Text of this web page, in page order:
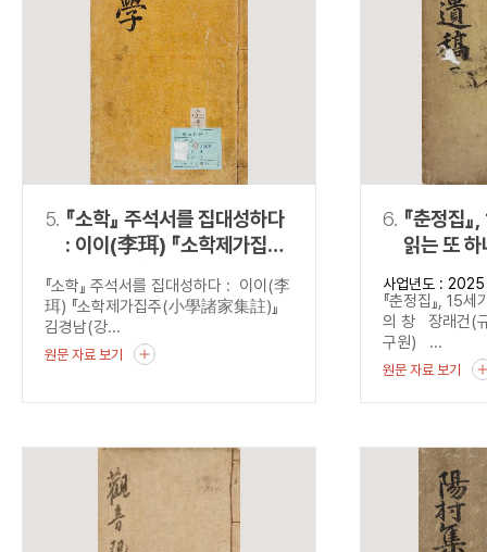
5. 『소학』 주석서를 집대성하다
: 이이(李珥) 『소학제가집주
『소학』 주석서를 집대성하다 : 이이(李
珥) 『소학제가집주(小學諸家集註)』
김경남(강...
원문 자료 보기
6. 『춘정집
읽는 또
사업년도 : 2025
『춘정집』, 15
의 창 장래건(
구원) ...
원문 자료 보기